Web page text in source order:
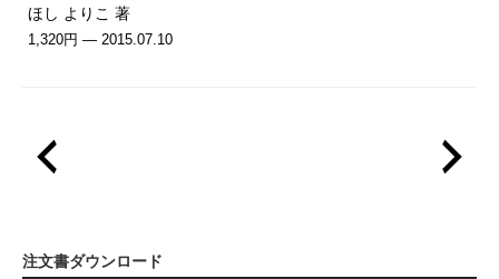
ほし よりこ 著
1,320円 — 2015.07.10
注文書ダウンロード